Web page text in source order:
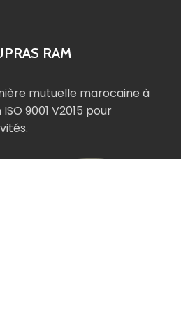
RAM
mutuelle marocaine à
9001 V2015 pour